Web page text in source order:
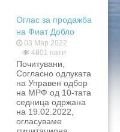
Оглас за продажба
на Фиат Добло
03 Мар 2022
4801 пати
Почитувани,
Согласно одлуката
на Управен одбор
на МРФ од 10-тата
седница одржана
на 19.02.2022,
огласуваме